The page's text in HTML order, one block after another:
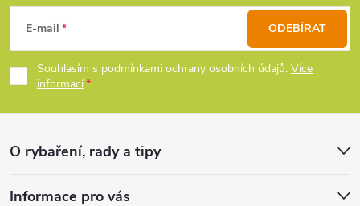
c
í
p
r
v
p
a
E-mail
Souhlasím s podmínkami ochrany osobních údajů. Více
informací
ODEBÍRAT
O rybaření, rady a tipy
Informace pro vás